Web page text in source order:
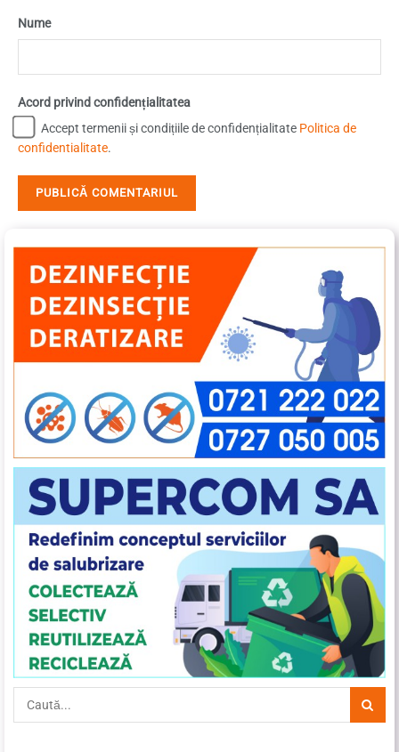
Nume
Acord privind confidențialitatea
Accept termenii și condițiile de confidențialitate Politica de
confidentialitate.